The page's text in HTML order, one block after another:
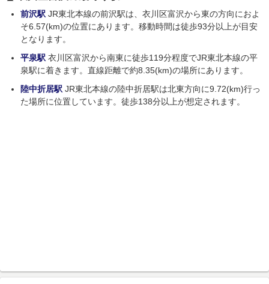
前沢駅 JR東北本線の前沢駅は、衣川区富沢から東の方向におよ
そ6.57(km)の位置にあります。移動時間は徒歩93分以上が目安
となります。
平泉駅 衣川区富沢から南東に徒歩119分程度でJR東北本線の平
泉駅に着きます。直線距離で約8.35(km)の場所にあります。
陸中折居駅 JR東北本線の陸中折居駅は北東方向に9.72(km)行っ
た場所に位置しています。徒歩138分以上が想定されます。